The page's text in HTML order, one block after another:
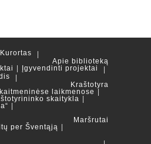
Apie biblioteką
Įgyvendinti projektai
Kraštotyra
laikmenose
skaitykla
Maršrutai
per Šventąją